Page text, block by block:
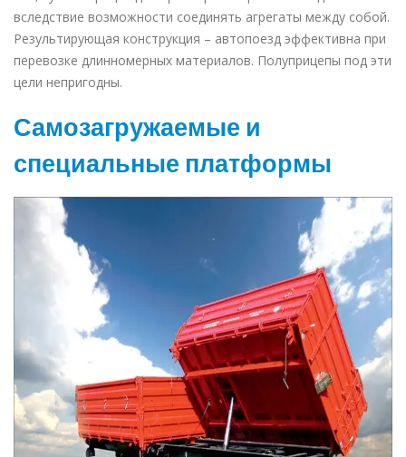
вследствие возможности соединять агрегаты между собой.
Результирующая конструкция – автопоезд эффективна при
перевозке длинномерных материалов. Полуприцепы под эти
цели непригодны.
Самозагружаемые и
специальные платформы